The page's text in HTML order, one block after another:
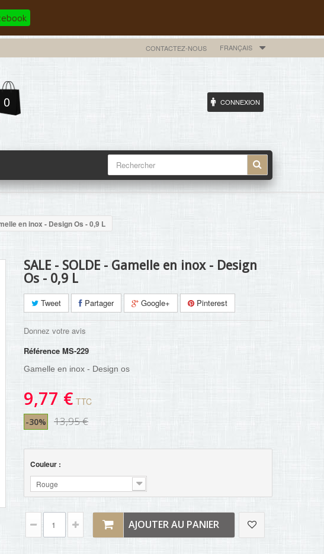
FRANÇAIS
CONTACTEZ-NOUS
0 CONNEXION
en inox - Design Os - 0,9 L
SALE - SOLDE - Gamelle en inox - Design
Os - 0,9 L
Tweet Partager Google+ Pinterest
Donnez votre avis
Référence MS-229
Gamelle en inox - Design os
9,77 € TTC
-30% 13,95 €
Couleur :
Rouge
AJOUTER AU PANIER